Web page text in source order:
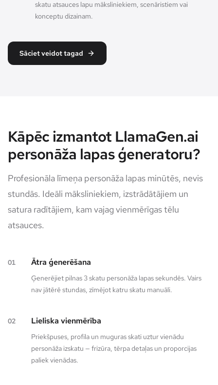
skatu atsauces lapu māksliniekiem, scenāristiem vai
konceptu dizainam.
Sāciet veidot tagad
Kāpēc izmantot LlamaGen.ai
personāža lapas ģeneratoru?
Profesionāla līmeņa personāža lapas minūtēs, nevis
stundās. Ideāli māksliniekiem, izstrādātājiem un
satura radītājiem, kam vajag vienmērīgas tēlu
atsauces.
01 Ātra ģenerēšana
Ģenerējiet pilnas 3 skatu personāža lapas sekundēs. Vairs
nav jātērē stundas, zīmējot katru skatu manuāli.
02 Lieliska vienmērība
Priekšpuses, profila un muguras skati uztur vienādu
personāža izskatu — frizūra, tērpa detaļas un proporcijas
paliek vienādas.